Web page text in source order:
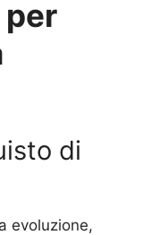
di
evoluzione,